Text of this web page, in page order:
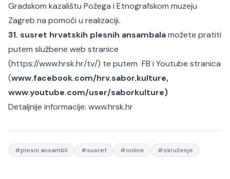
Gradskom kazalištu Požega i Etnografskom muzeju
Zagreb na pomoći u realizaciji.
31. susret hrvatskih plesnih ansambalamožete pratiti
putem službene web stranice
(https://www.hrsk.hr/tv/) te putem FB i Youtube stranica
(www.facebook.com/hrv.sabor.kulture,
www.youtube.com/user/saborkulture)
Detaljnije informacije: www.hrsk.hr
#plesni ansambli #susret #online #okruženje